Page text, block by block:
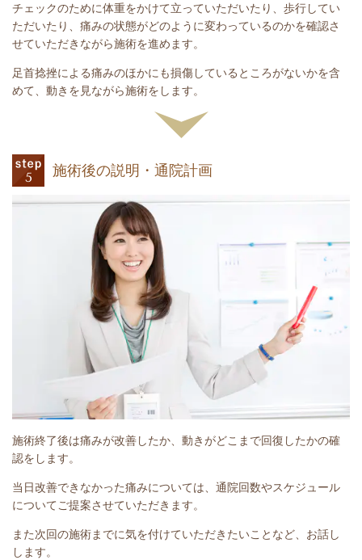
チェックのために体重をかけて立っていただいたり、歩行してい
ただいたり、痛みの状態がどのように変わっているのかを確認さ
せていただきながら施術を進めます。
足首捻挫による痛みのほかにも損傷しているところがないかを含
めて、動きを見ながら施術をします。
施術後の説明・通院計画
施術終了後は痛みが改善したか、動きがどこまで回復したかの確
認をします。
当日改善できなかった痛みについては、通院回数やスケジュール
についてご提案させていただきます。
また次回の施術までに気を付けていただきたいことなど、お話し
します。